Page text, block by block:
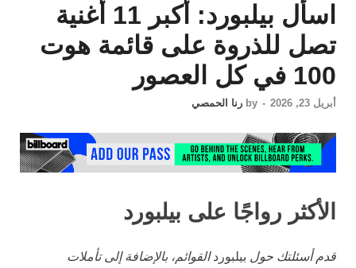
اسأل بيلبورد: أكبر 11 أغنية
تصل للذروة على قائمة هوت
100 في كل العصور
أبريل 23, 2026 -
by رنا الحمصي
الأكثر رواجًا على بيلبورد
قدم أسئلتك حول بيلبوردالقوائم، بالإضافة إلى تأملات